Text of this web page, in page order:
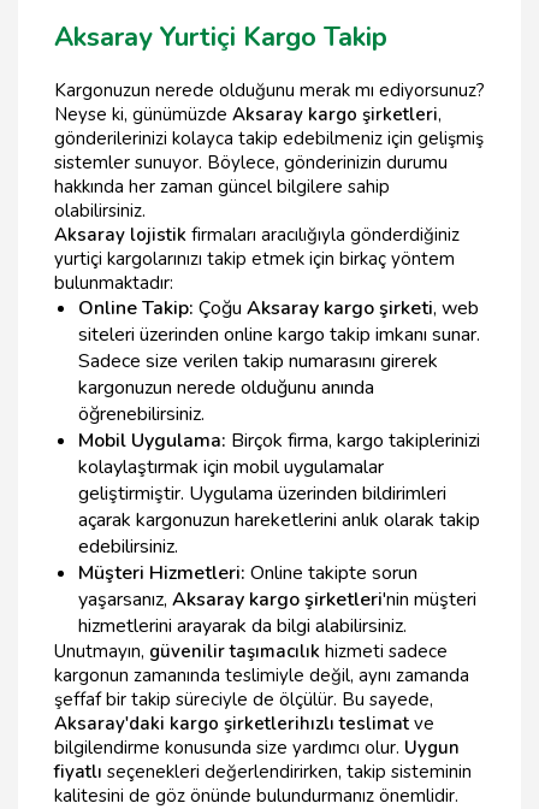
Aksaray Yurtiçi Kargo Takip
Kargonuzun nerede olduğunu merak mı ediyorsunuz?
Neyse ki, günümüzde Aksaray kargo şirketleri,
gönderilerinizi kolayca takip edebilmeniz için gelişmiş
sistemler sunuyor. Böylece, gönderinizin durumu
hakkında her zaman güncel bilgilere sahip
olabilirsiniz.
Aksaray lojistik firmaları aracılığıyla gönderdiğiniz
yurtiçi kargolarınızı takip etmek için birkaç yöntem
bulunmaktadır:
Online Takip: Çoğu Aksaray kargo şirketi, web
siteleri üzerinden online kargo takip imkanı sunar.
Sadece size verilen takip numarasını girerek
kargonuzun nerede olduğunu anında
öğrenebilirsiniz.
Mobil Uygulama: Birçok firma, kargo takiplerinizi
kolaylaştırmak için mobil uygulamalar
geliştirmiştir. Uygulama üzerinden bildirimleri
açarak kargonuzun hareketlerini anlık olarak takip
edebilirsiniz.
Müşteri Hizmetleri: Online takipte sorun
yaşarsanız, Aksaray kargo şirketleri'nin müşteri
hizmetlerini arayarak da bilgi alabilirsiniz.
Unutmayın, güvenilir taşımacılık hizmeti sadece
kargonun zamanında teslimiyle değil, aynı zamanda
şeffaf bir takip süreciyle de ölçülür. Bu sayede,
Aksaray'daki kargo şirketlerihızlı teslimat ve
bilgilendirme konusunda size yardımcı olur. Uygun
fiyatlı seçenekleri değerlendirirken, takip sisteminin
kalitesini de göz önünde bulundurmanız önemlidir.